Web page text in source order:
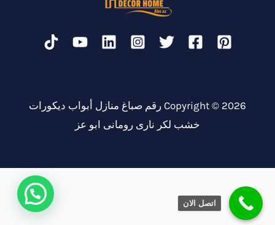
Copyright © 2026 رقم صباغ منازل أبواب ديكورات
خشب لكر نارى رومانى ابو عز
اتصل الان